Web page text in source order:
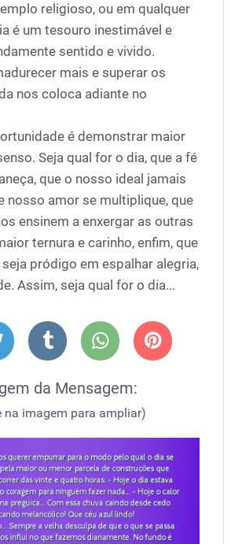
religioso, ou em qualquer
é um tesouro inestimável e
sentido e vivido.
mais e superar os
nos coloca adiante no
é demonstrar maior
Seja qual for o dia, que a fé
que o nosso ideal jamais
nosso amor se multiplique, que
ensinem a enxergar as outras
ternura e carinho, enfim, que
pródigo em espalhar alegria,
Assim, seja qual for o dia...
da Mensagem:
na imagem para ampliar)